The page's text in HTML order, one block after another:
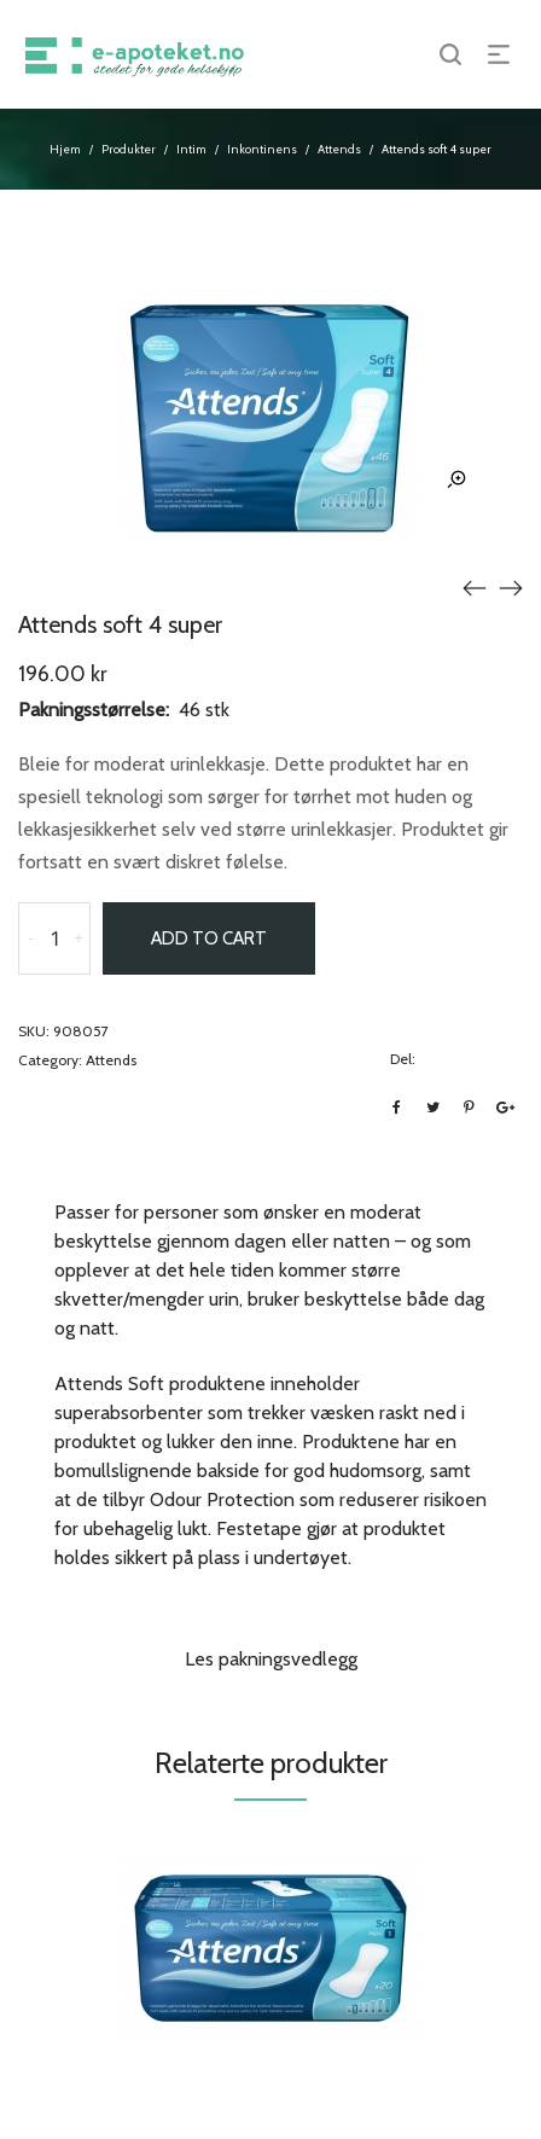
Hjem / Produkter / Intim / Inkontinens / Attends / Attends soft 4 super
Attends soft 4 super
196.00 kr
Pakningsstørrelse: 46 stk
Bleie for moderat urinlekkasje. Dette produktet har en
spesiell teknologi som sørger for tørrhet mot huden og
lekkasjesikkerhet selv ved større urinlekkasjer. Produktet gir
fortsatt en svært diskret følelse.
- + ADD TO CART
SKU: 908057
Category: Attends Del:
Passer for personer som ønsker en moderat
beskyttelse gjennom dagen eller natten – og som
opplever at det hele tiden kommer større
skvetter/mengder urin, bruker beskyttelse både dag
og natt.
Attends Soft produktene inneholder
superabsorbenter som trekker væsken raskt ned i
produktet og lukker den inne. Produktene har en
bomullslignende bakside for god hudomsorg, samt
at de tilbyr Odour Protection som reduserer risikoen
for ubehagelig lukt. Festetape gjør at produktet
holdes sikkert på plass i undertøyet.
Les pakningsvedlegg
Relaterte produkter